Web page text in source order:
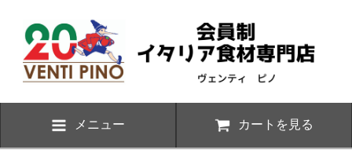
メニュー カートを見る